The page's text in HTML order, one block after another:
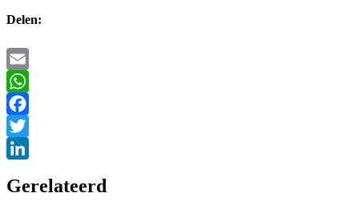
Delen:
Email
WhatsApp
Facebook
Twitter
Gerelateerd